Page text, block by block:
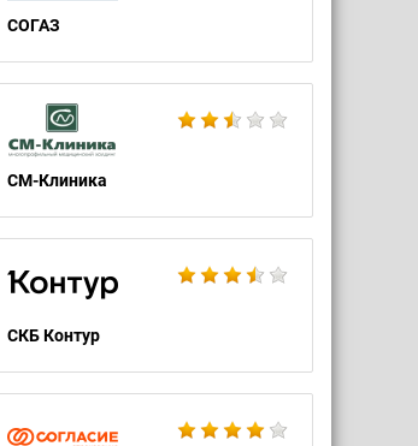
СОГАЗ
СМ-Клиника
СКБ Контур